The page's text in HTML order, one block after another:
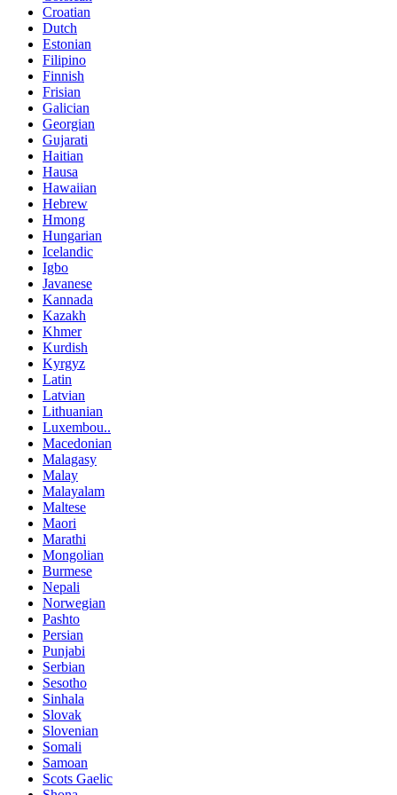
Croatian
Dutch
Estonian
Filipino
Finnish
Frisian
Galician
Georgian
Gujarati
Haitian
Hausa
Hawaiian
Hebrew
Hmong
Hungarian
Icelandic
Igbo
Javanese
Kannada
Kazakh
Khmer
Kurdish
Kyrgyz
Latin
Latvian
Lithuanian
Luxembou..
Macedonian
Malagasy
Malay
Malayalam
Maltese
Maori
Marathi
Mongolian
Burmese
Nepali
Norwegian
Pashto
Persian
Punjabi
Serbian
Sesotho
Sinhala
Slovak
Slovenian
Somali
Samoan
Scots Gaelic